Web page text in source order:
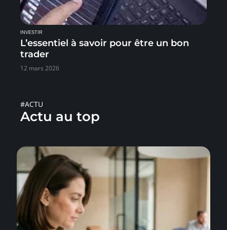
INVESTIR
L’essentiel à savoir pour être un bon
trader
12 mars 2026
#ACTU
Actu au top